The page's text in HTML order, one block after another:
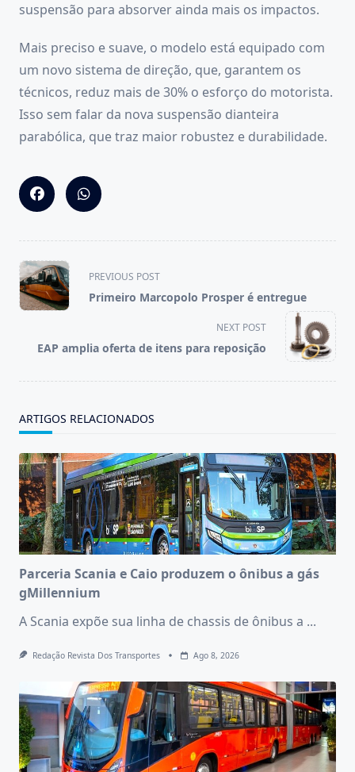
suspensão para absorver ainda mais os impactos.
Mais preciso e suave, o modelo está equipado com
um novo sistema de direção, que, garantem os
técnicos, reduz mais de 30% o esforço do motorista.
Isso sem falar da nova suspensão dianteira
parabólica, que traz maior robustez e durabilidade.
<span
class="nav-
subtitle
reader-
PREVIOUS POST
Primeiro Marcopolo Prosper é entregue
NEXT POST
EAP amplia oferta de itens para reposição
ARTIGOS RELACIONADOS
Parceria Scania e Caio produzem o ônibus a gás
gMillennium
A Scania expõe sua linha de chassis de ônibus a ...
Redação Revista Dos Transportes Ago 8, 2026